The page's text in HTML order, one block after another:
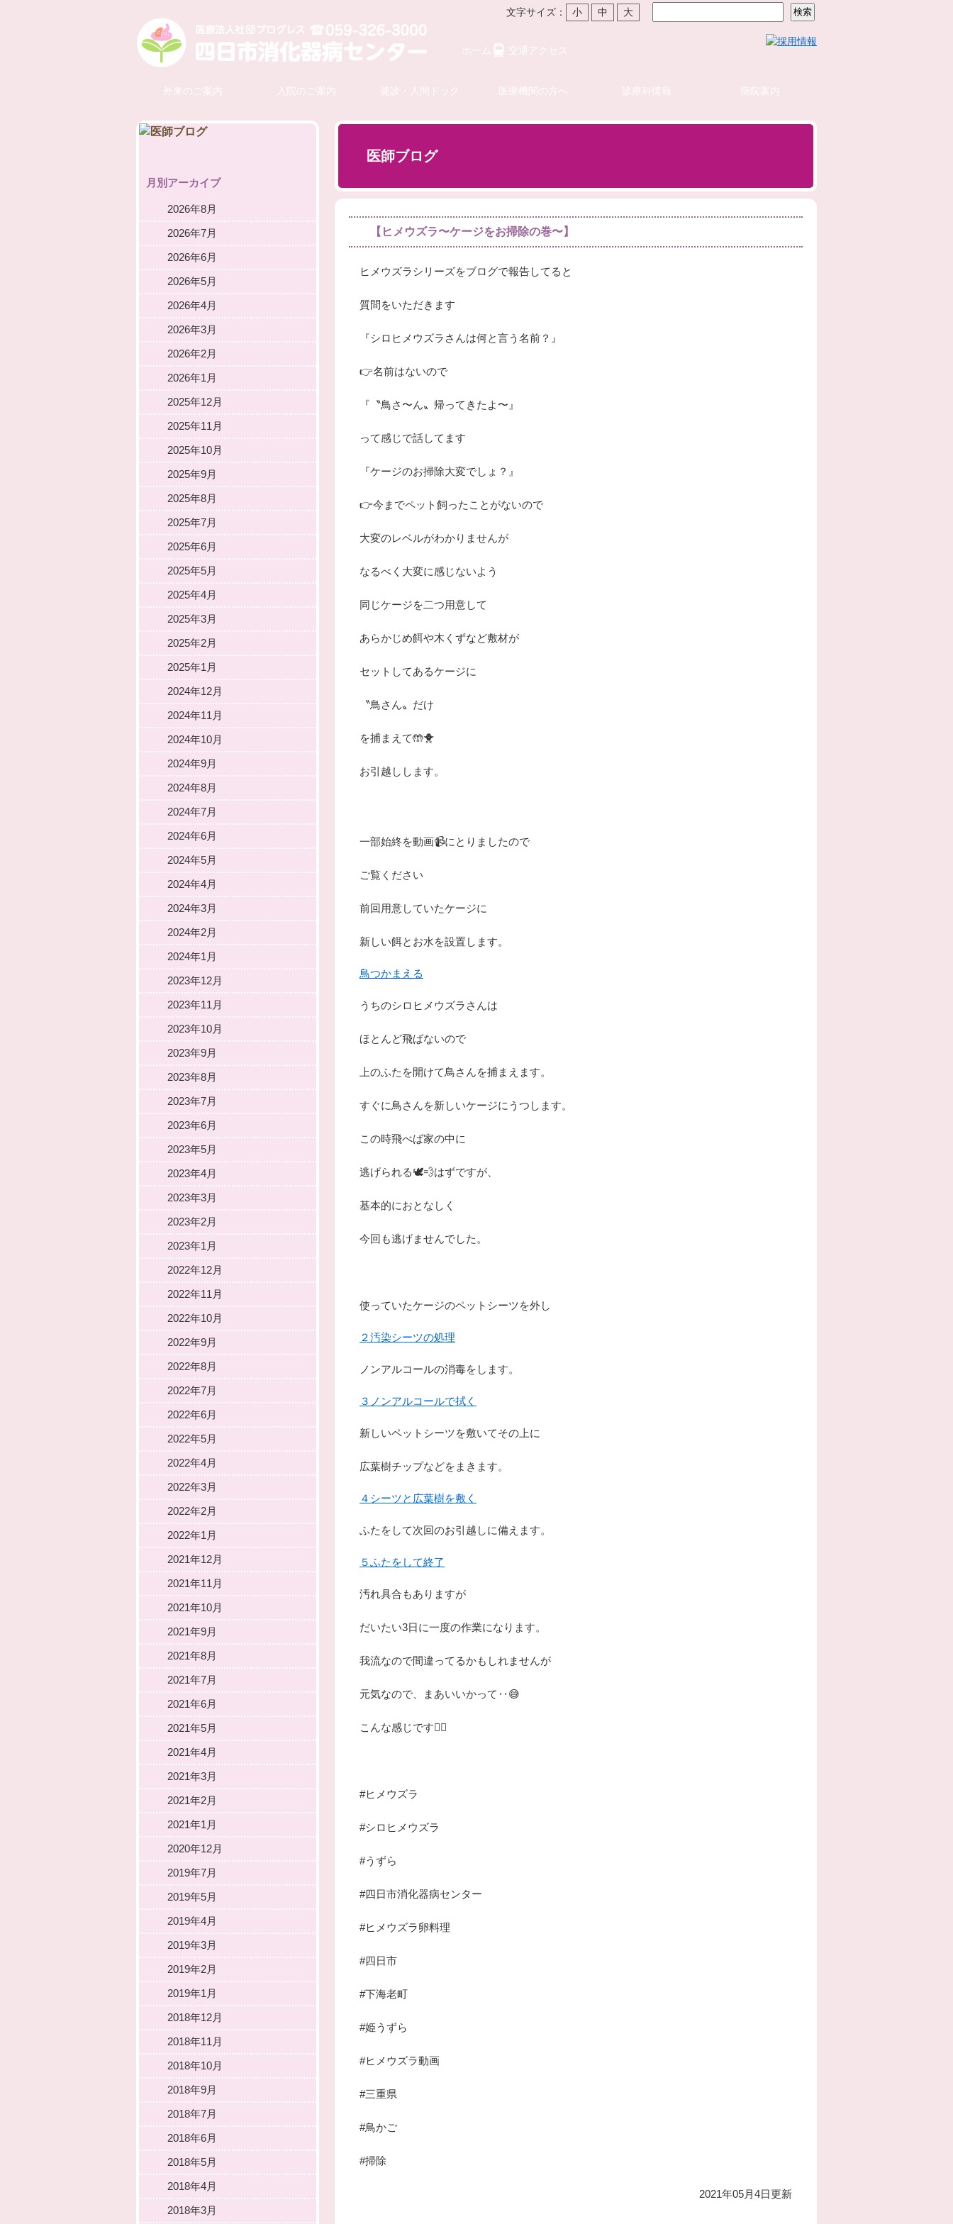
文字サイズ： 小 中 大
ホーム 交通アクセス
外来のご案内 入院のご案内 健診・人間ドック 医療機関の方へ 診療科情報 病院案内
医師ブログ
【ヒメウズラ〜ケージをお掃除の巻〜】
ヒメウズラシリーズをブログで報告してると
質問をいただきます
『シロヒメウズラさんは何と言う名前？』
👉名前はないので
『〝鳥さ〜ん〟帰ってきたよ〜』
って感じで話してます
『ケージのお掃除大変でしょ？』
👉今までペット飼ったことがないので
大変のレベルがわかりませんが
なるべく大変に感じないよう
同じケージを二つ用意して
あらかじめ餌や木くずなど敷材が
セットしてあるケージに
〝鳥さん〟だけ
を捕まえて🤲🐥
お引越しします。
一部始終を動画📹にとりましたので
ご覧ください
前回用意していたケージに
新しい餌とお水を設置します。
鳥つかまえる
うちのシロヒメウズラさんは
ほとんど飛ばないので
上のふたを開けて鳥さんを捕まえます。
すぐに鳥さんを新しいケージにうつします。
この時飛べば家の中に
逃げられる🕊💨はずですが、
基本的におとなしく
今回も逃げませんでした。
使っていたケージのペットシーツを外し
２汚染シーツの処理
ノンアルコールの消毒をします。
３ノンアルコールで拭く
新しいペットシーツを敷いてその上に
広葉樹チップなどをまきます。
４シーツと広葉樹を敷く
ふたをして次回のお引越しに備えます。
５ふたをして終了
汚れ具合もありますが
だいたい3日に一度の作業になります。
我流なので間違ってるかもしれませんが
元気なので、まあいいかって‥😅
こんな感じです🙇‍♂️
#ヒメウズラ
#シロヒメウズラ
#うずら
#四日市消化器病センター
#ヒメウズラ卵料理
#四日市
#下海老町
#姫うずら
#ヒメウズラ動画
#三重県
#鳥かご
#掃除
2021年05月4日更新
月別アーカイブ
2026年8月
2026年7月
2026年6月
2026年5月
2026年4月
2026年3月
2026年2月
2026年1月
2025年12月
2025年11月
2025年10月
2025年9月
2025年8月
2025年7月
2025年6月
2025年5月
2025年4月
2025年3月
2025年2月
2025年1月
2024年12月
2024年11月
2024年10月
2024年9月
2024年8月
2024年7月
2024年6月
2024年5月
2024年4月
2024年3月
2024年2月
2024年1月
2023年12月
2023年11月
2023年10月
2023年9月
2023年8月
2023年7月
2023年6月
2023年5月
2023年4月
2023年3月
2023年2月
2023年1月
2022年12月
2022年11月
2022年10月
2022年9月
2022年8月
2022年7月
2022年6月
2022年5月
2022年4月
2022年3月
2022年2月
2022年1月
2021年12月
2021年11月
2021年10月
2021年9月
2021年8月
2021年7月
2021年6月
2021年5月
2021年4月
2021年3月
2021年2月
2021年1月
2020年12月
2019年7月
2019年5月
2019年4月
2019年3月
2019年2月
2019年1月
2018年12月
2018年11月
2018年10月
2018年9月
2018年7月
2018年6月
2018年5月
2018年4月
2018年3月